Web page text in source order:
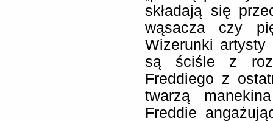
składają się
wąsacza czy
Wizerunki
są ściśle z
Freddiego z
twarzą
Freddie